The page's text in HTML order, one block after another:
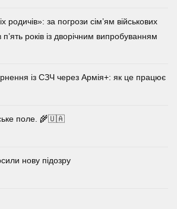
родичів»: за погрози сім’ям військових
років із дворічним випробуванням
із СЗЧ через Армія+: як це працює
поле. 🌾🇺🇦
нову підозру